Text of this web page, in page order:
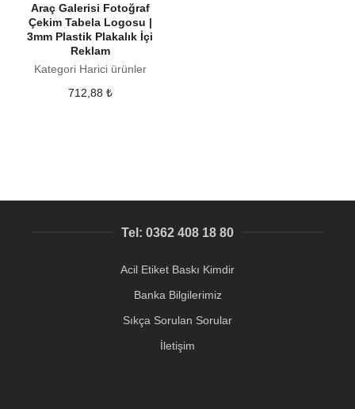
Araç Galerisi Fotoğraf
Çekim Tabela Logosu |
3mm Plastik Plakalık İçi
Reklam
Kategori Harici ürünler
712,88 ₺
Tel: 0362 408 18 80
Acil Etiket Baskı Kimdir
Banka Bilgilerimiz
Sıkça Sorulan Sorular
İletişim